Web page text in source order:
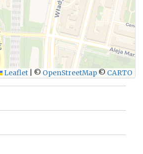
WYŚLIJ
Leaflet © OpenStreetMap © CARTO